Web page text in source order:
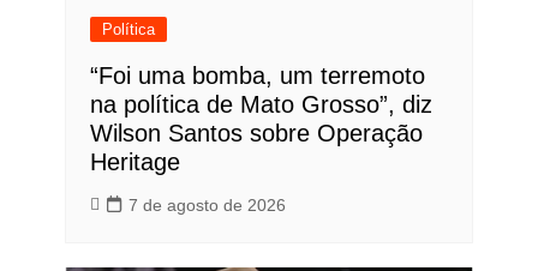
Política
“Foi uma bomba, um terremoto
na política de Mato Grosso”, diz
Wilson Santos sobre Operação
Heritage
7 de agosto de 2026